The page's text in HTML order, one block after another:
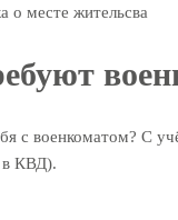
о месте жительсва
с военкоматом? С
в КВД).